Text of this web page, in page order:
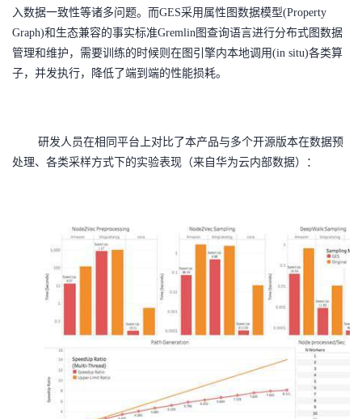
入数据一致性等诸多问题。而GES采用属性图数据模型(Property
Graph)和生态兼容的事实标准Gremlin图查询语言进行分布式图数据
管理和维护，需要训练的时候则在图引擎内本地调用(in situ)各类算
子，并发执行，降低了端到端的性能损耗。
研发人员在相同平台上对比了本产品与多个开源版本在数据预
处理、各类采样方式下的实验表现（来自华为云内部数据）：